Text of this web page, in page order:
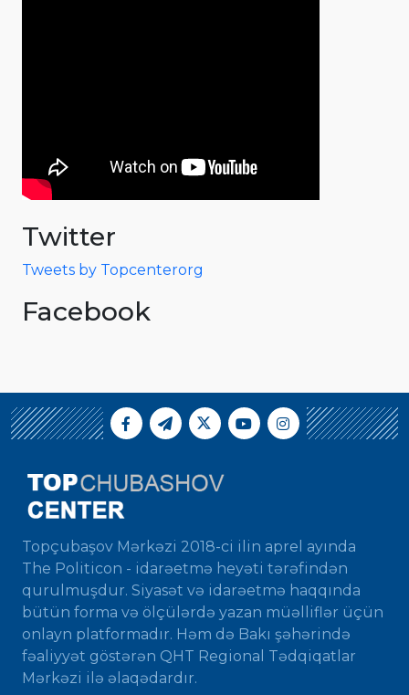
Twitter
Tweets by Topcenterorg
Facebook
Topçubaşov Mərkəzi 2018-ci ilin aprel ayında
The Politicon - idarəetmə heyəti tərəfindən
qurulmuşdur. Siyasət və idarəetmə haqqında
bütün forma və ölçülərdə yazan müəlliflər üçün
onlayn platformadır. Həm də Bakı şəhərində
fəaliyyət göstərən QHT Regional Tədqiqatlar
Mərkəzi ilə əlaqədardır.